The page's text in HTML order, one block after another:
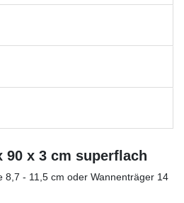
90 x 3 cm superflach
8,7 - 11,5 cm oder Wannenträger 14